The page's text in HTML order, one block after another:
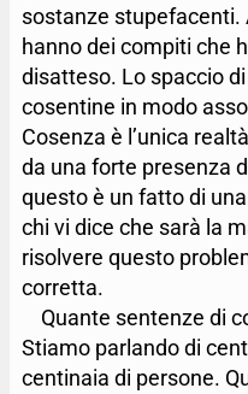
sostanze stupefacenti.
hanno dei compiti che
disatteso. Lo spaccio
cosentine in modo
Cosenza è l’unica
da una forte presenza
questo è un fatto di
chi vi dice che sarà la
risolvere questo
corretta.
Quante sentenze di
Stiamo parlando di
centinaia di persone.